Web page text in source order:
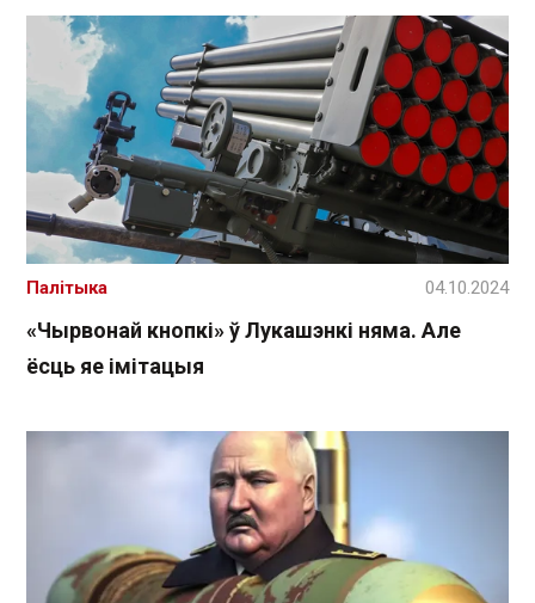
«Чырвонай кнопкі» ў Лукашэнкі няма. Але
ёсць яе імітацыя
Палітыка 04.10.2024